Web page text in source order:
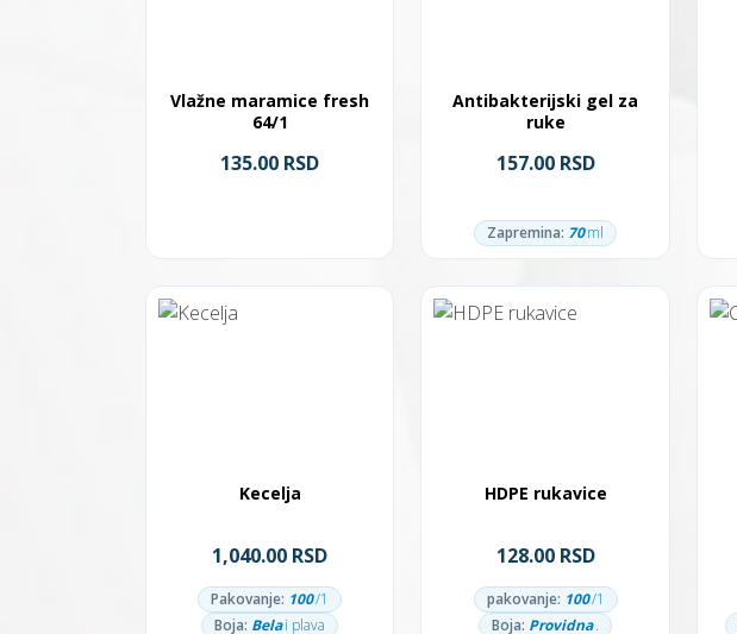
Vlažne maramice fresh
64/1
135.00 RSD
Antibakterijski gel za
ruke
157.00 RSD
Zapremina: 70ml
Kecelja
1,040.00 RSD
Pakovanje: 100/1
Boja: Belai plava
HDPE rukavice
128.00 RSD
pakovanje: 100/1
Boja: Providna.